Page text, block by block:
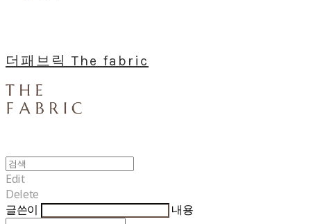
더패브릭 The fabric
Edit
Delete
글쓴이
내용